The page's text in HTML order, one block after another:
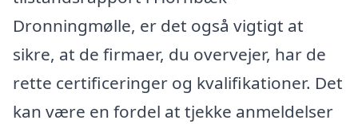
Dronningmølle, er det også vigtigt at
sikre, at de firmaer, du overvejer, har de
rette certificeringer og kvalifikationer. Det
kan være en fordel at tjekke anmeldelser